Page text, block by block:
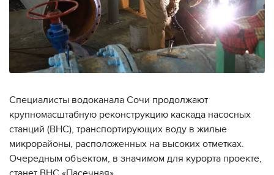
Специалисты водоканала Сочи продолжают
крупномасштабную реконструкцию каскада насосных
станций (ВНС), транспортирующих воду в жилые
микрорайоны, расположенных на высоких отметках.
Очередным объектом, в значимом для курорта проекте,